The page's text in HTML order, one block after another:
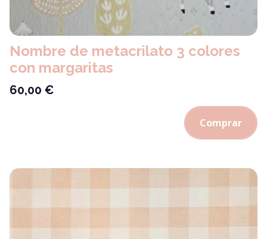
Nombre de metacrilato 3 colores
con margaritas
60,00 €
Comprar